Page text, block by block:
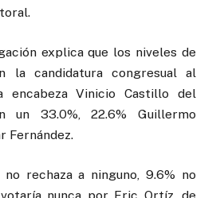
explica que los niveles de
la candidatura congresual al
encabeza Vinicio Castillo del
un 33.0%, 22.6% Guillermo
Fernández.
no rechaza a ninguno, 9.6% no